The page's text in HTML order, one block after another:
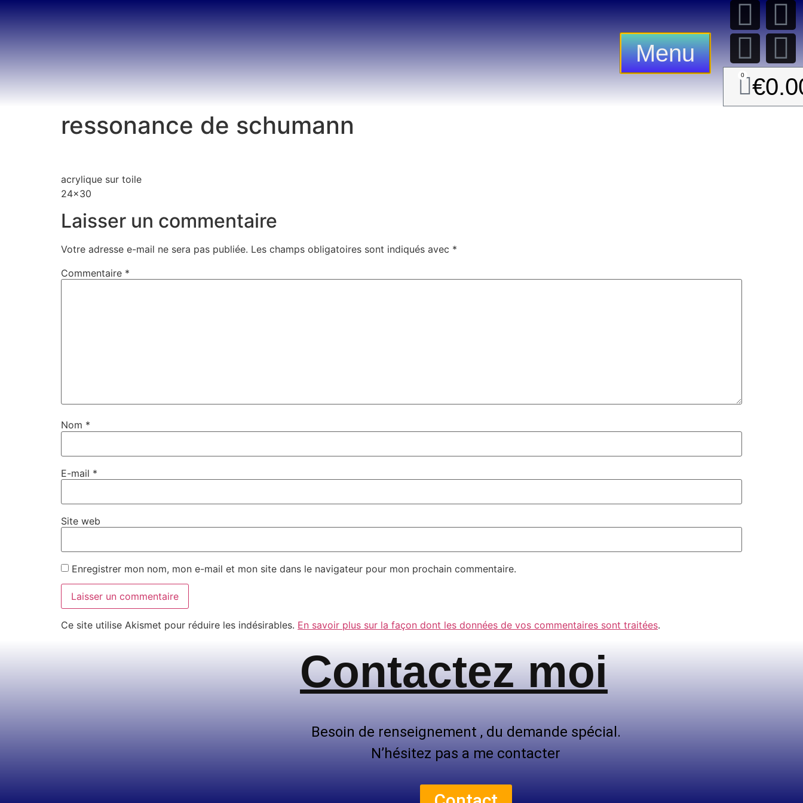
Menu
€
0
ressonance de schumann
acrylique sur toile
24×30
Laisser un commentaire
Votre adresse e-mail ne sera pas publiée. Les champs obligatoires sont indiqués avec *
Commentaire *
Nom *
E-mail *
Site web
Enregistrer mon nom, mon e-mail et mon site dans le navigateur pour mon prochain commentaire.
Ce site utilise Akismet pour réduire les indésirables. En savoir plus sur la façon dont les données de vos commentaires sont traitées.
Contactez moi
Besoin de renseignement , du demande spécial.
N’hésitez pas a me contacter